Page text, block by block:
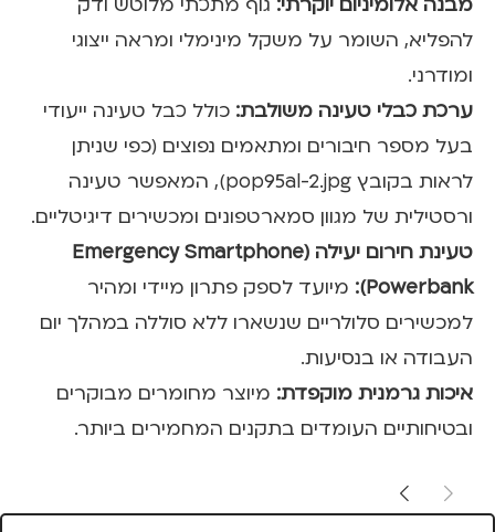
מבנה אלומיניום יוקרתי: גוף מתכתי מלוטש ודק
להפליא, השומר על משקל מינימלי ומראה ייצוגי
ומודרני.
ערכת כבלי טעינה משולבת: כולל כבל טעינה ייעודי
בעל מספר חיבורים ומתאמים נפוצים (כפי שניתן
לראות בקובץ pop95al-2.jpg), המאפשר טעינה
ורסטילית של מגוון סמארטפונים ומכשירים דיגיטליים.
טעינת חירום יעילה (Emergency Smartphone
Powerbank):
מיועד לספק פתרון מיידי ומהיר
למכשירים סלולריים שנשארו ללא סוללה במהלך יום
העבודה או בנסיעות.
איכות גרמנית מוקפדת: מיוצר מחומרים מבוקרים
ובטיחותיים העומדים בתקנים המחמירים ביותר.